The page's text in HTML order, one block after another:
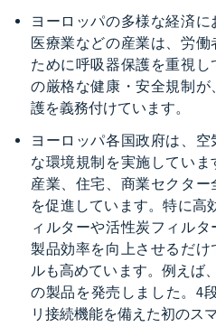
ヨーロッパの多様な経済に
医療業などの産業は、労
ために呼吸器保護を重視
の厳格な健康・安全規制
護を義務付けています。
ヨーロッパ各国政府は、
な環境規制を実施していま
産業、住宅、商業セクタ
を促進しています。特に高
ィルターや活性炭フィルタ
製品効率を向上させるだ
ルも高めています。例えば
の製品を発売しました。4
リ接続機能を備えた初のス